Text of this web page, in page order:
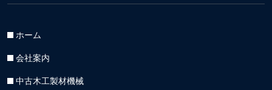
ホーム
会社案内
中古木工製材機械